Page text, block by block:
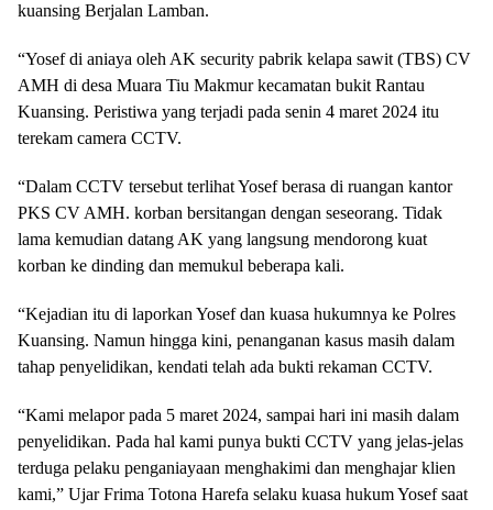
kuansing Berjalan Lamban.
“Yosef di aniaya oleh AK security pabrik kelapa sawit (TBS) CV
AMH di desa Muara Tiu Makmur kecamatan bukit Rantau
Kuansing. Peristiwa yang terjadi pada senin 4 maret 2024 itu
terekam camera CCTV.
“Dalam CCTV tersebut terlihat Yosef berasa di ruangan kantor
PKS CV AMH. korban bersitangan dengan seseorang. Tidak
lama kemudian datang AK yang langsung mendorong kuat
korban ke dinding dan memukul beberapa kali.
“Kejadian itu di laporkan Yosef dan kuasa hukumnya ke Polres
Kuansing. Namun hingga kini, penanganan kasus masih dalam
tahap penyelidikan, kendati telah ada bukti rekaman CCTV.
“Kami melapor pada 5 maret 2024, sampai hari ini masih dalam
penyelidikan. Pada hal kami punya bukti CCTV yang jelas-jelas
terduga pelaku penganiayaan menghakimi dan menghajar klien
kami,” Ujar Frima Totona Harefa selaku kuasa hukum Yosef saat